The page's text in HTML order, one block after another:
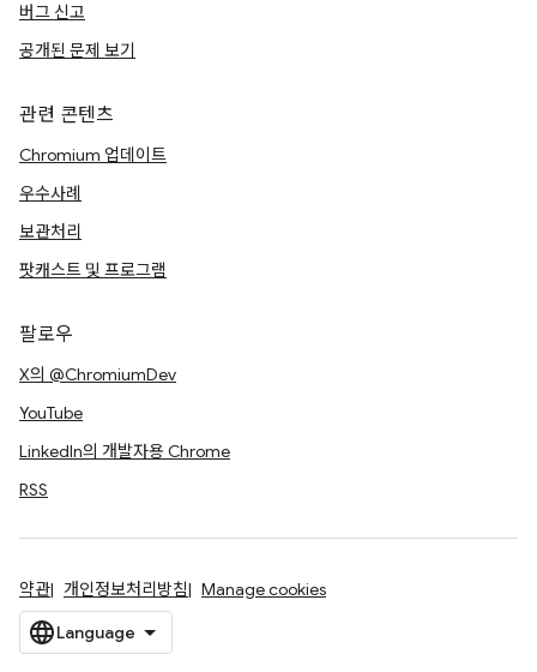
버그 신고
공개된 문제 보기
관련 콘텐츠
Chromium 업데이트
우수사례
보관처리
팟캐스트 및 프로그램
팔로우
X의 @ChromiumDev
YouTube
LinkedIn의 개발자용 Chrome
RSS
약관 개인정보처리방침 Manage cookies